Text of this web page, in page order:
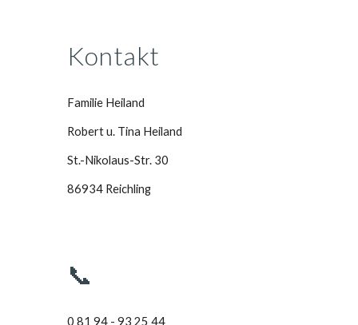
Kontakt
Familie Heiland
Robert u. Tina Heiland
St.-Nikolaus-Str. 30
86934 Reichling
📞
0 81 94 - 93 25 44